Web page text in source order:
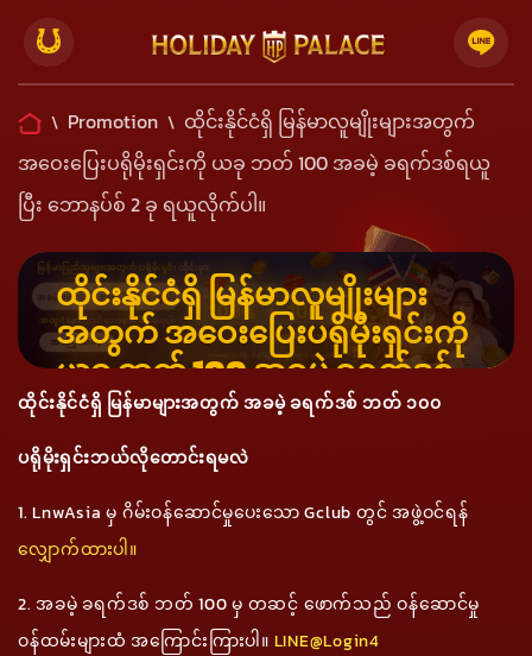
\ Promotion \ ထိုင်းနိုင်ငံရှိ မြန်မာလူမျိုးများအတွက်
အဝေးပြေးပရိုမိုးရှင်းကို ယခု ဘတ် 100 အခမဲ့ ခရက်ဒစ်ရယူ
ပြီး ဘောနပ်စ် 2 ခု ရယူလိုက်ပါ။
ထိုင်းနိုင်ငံရှိ မြန်မာလူမျိုးများ
အတွက် အဝေးပြေးပရိုမိုးရှင်းကို
ယခု ဘတ် 100 အခမဲ့ ခရက်ဒစ်
ရယူပြီး ဘောနပ်စ် 2 ခု ရယူ
လိုက်ပါ။
ထိုင်းနိုင်ငံရှိ မြန်မာများအတွက် အခမဲ့ ခရက်ဒစ် ဘတ် ၁၀၀
ပရိုမိုးရှင်းဘယ်လိုတောင်းရမလဲ
1. LnwAsia မှ ဂိမ်းဝန်ဆောင်မှုပေးသော Gclub တွင် အဖွဲ့ဝင်ရန်
လျှောက်ထားပါ။
2. အခမဲ့ ခရက်ဒစ် ဘတ် 100 မှ တဆင့် ဖောက်သည် ဝန်ဆောင်မှု
ဝန်ထမ်းများထံ အကြောင်းကြားပါ။ LINE@Login4